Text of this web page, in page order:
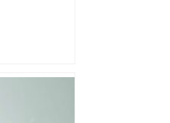
dans